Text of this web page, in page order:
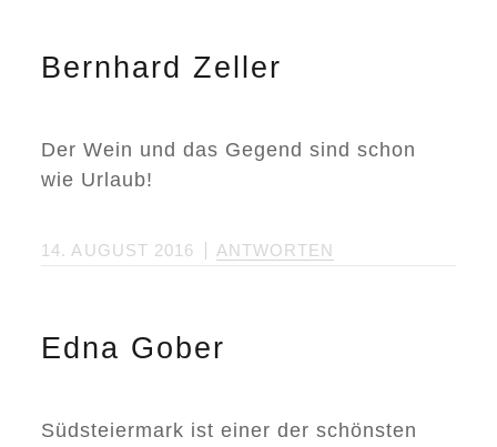
Bernhard Zeller
Der Wein und das Gegend sind schon
wie Urlaub!
14. AUGUST 2016 ANTWORTEN
Edna Gober
Südsteiermark ist einer der schönsten